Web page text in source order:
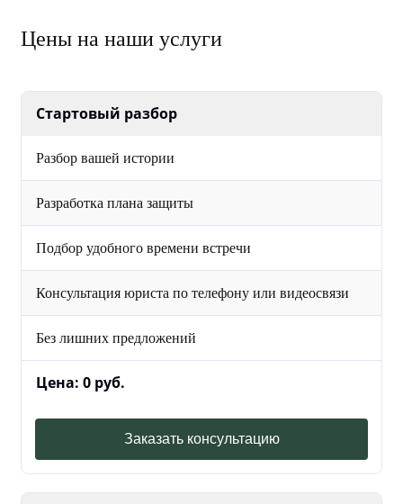
Цены на наши услуги
Стартовый разбор
Разбор вашей истории
Разработка плана защиты
Подбор удобного времени встречи
Консультация юриста по телефону или видеосвязи
Без лишних предложений
Цена: 0 руб.
Заказать консультацию